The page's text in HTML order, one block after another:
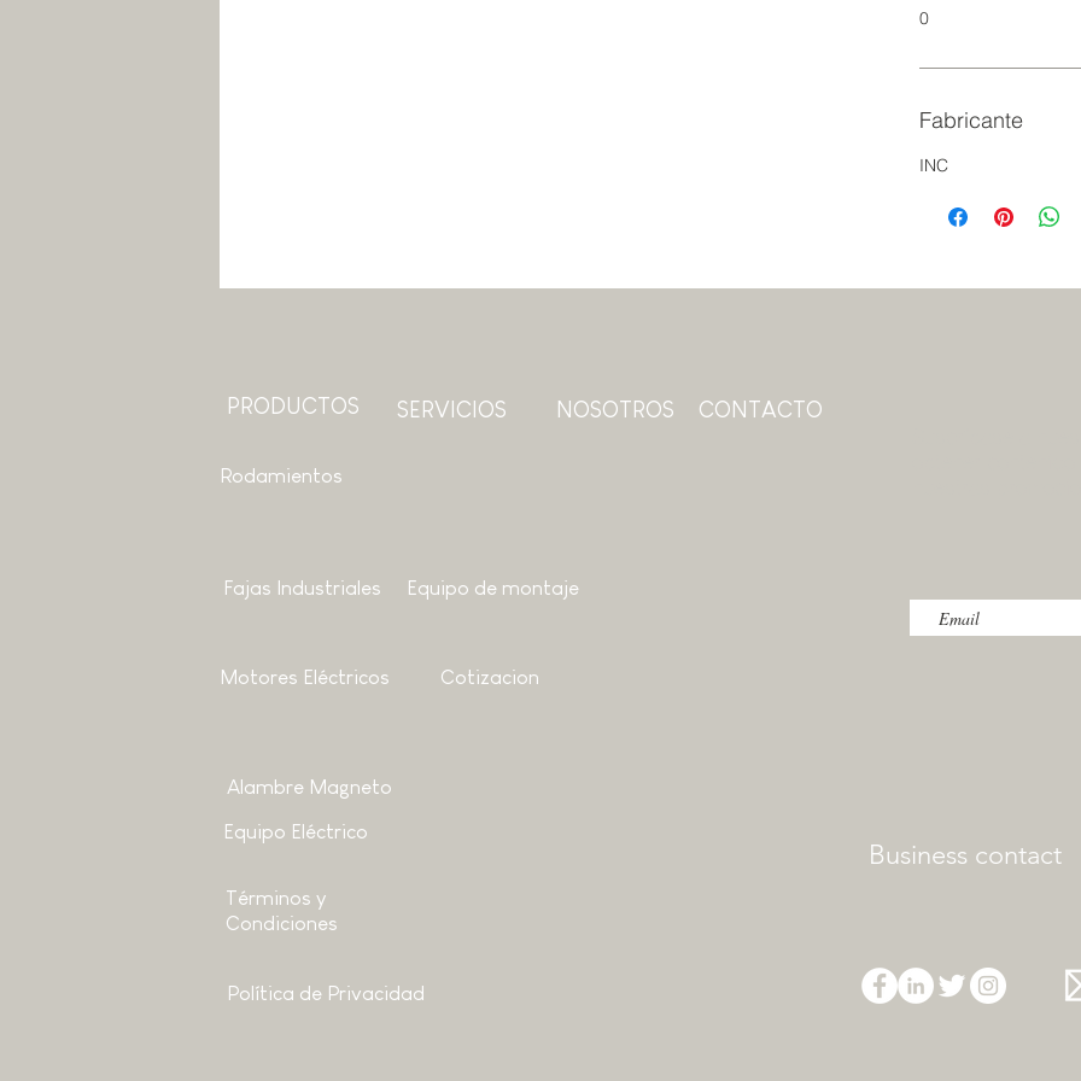
0
Fabricante
INC
PRODUCTOS SERVICIOS NOSOTROS CONTACTO
Rodamientos
Fajas Industriales Equipo de montaje
Motores Eléctricos Cotizacion
Alambre Magneto
Equipo Eléctrico
Business contact
Términos y
Condiciones
Política de Privacidad